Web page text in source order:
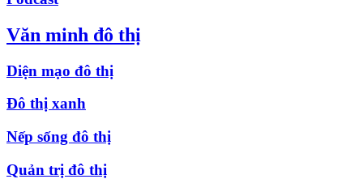
Văn minh đô thị
Diện mạo đô thị
Đô thị xanh
Nếp sống đô thị
Quản trị đô thị